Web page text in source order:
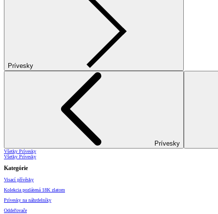
Prívesky
Prívesky
Všetky Prívesky
Všetky Prívesky
Kategórie
Visací přívěsky
Kolekcia pozlátená 18K zlatom
Prívesky na náhrdelníky
Oddeľovače